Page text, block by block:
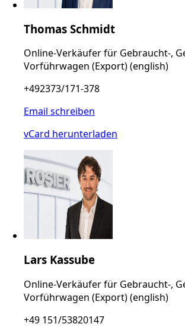
Thomas Schmidt
Online-Verkäufer für Gebraucht-,
Vorführwagen (Export) (english)
+492373/171-378
Email schreiben
vCard herunterladen
Lars Kassube
Online-Verkäufer für Gebraucht-,
Vorführwagen (Export) (english)
+49 151/53820147